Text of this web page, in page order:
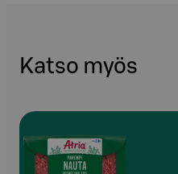
Katso myös